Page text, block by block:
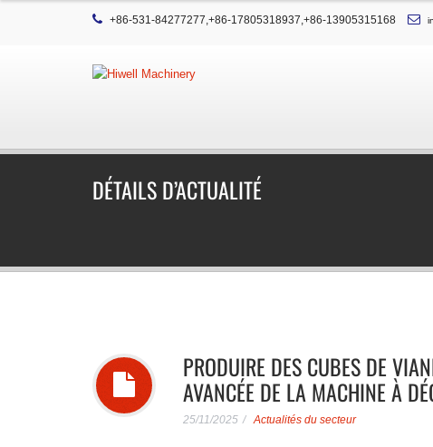
+86-531-84277277,+86-17805318937,+86-13905315168
DÉTAILS D’ACTUALITÉ
PRODUIRE DES CUBES DE
AVANCÉE DE LA MACHINE À
25/11/2025 Actualités du secteur